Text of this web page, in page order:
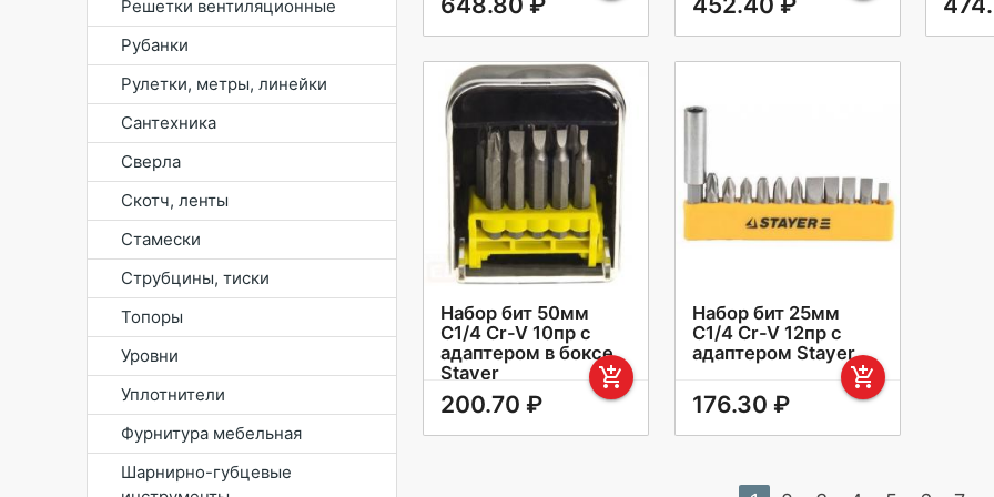
Решетки вентиляционные
Рубанки
Рулетки, метры, линейки
Сантехника
Сверла
Скотч, ленты
Стамески
Струбцины, тиски
Топоры
Уровни
Уплотнители
Фурнитура мебельная
Шарнирно-губцевые
Набор бит 50мм
С1/4 Cr-V 10пр с
адаптером в боксе
Stayer
add_shopping_cart
200.70 ₽
Набор бит 25мм
С1/4 Cr-V 12пр с
адаптером Stayer
add_shopping_cart
176.30 ₽